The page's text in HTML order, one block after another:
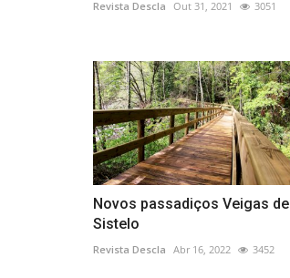
Revista Descla Out 31, 2021 3051
Novos passadiços Veigas de
Sistelo
Revista Descla Abr 16, 2022 3452